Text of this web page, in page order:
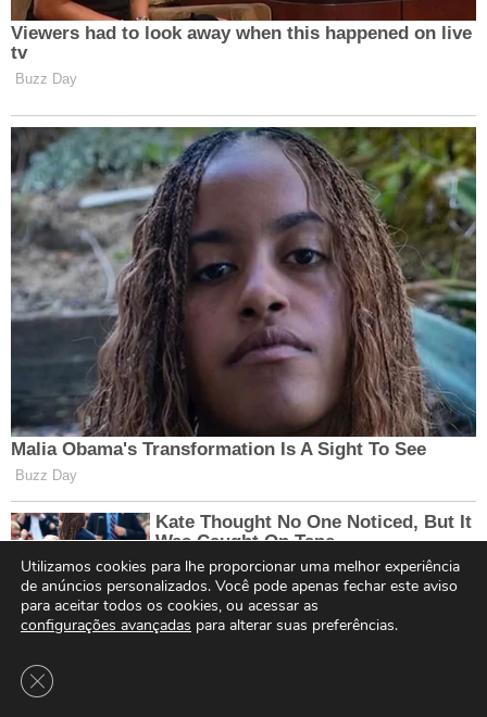
Utilizamos cookies para lhe proporcionar uma melhor experiência
de anúncios personalizados. Você pode apenas fechar este aviso
para aceitar todos os cookies, ou acessar as
configurações avançadas para alterar suas preferências.
Close GDPR Cookie Banner